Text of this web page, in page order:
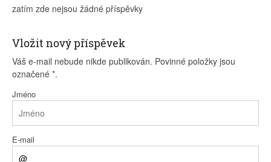
zatím zde nejsou žádné příspěvky
Vložit nový příspěvek
Váš e-mail nebude nikde publikován. Povinné položky jsou
označené *.
Jméno
E-mail